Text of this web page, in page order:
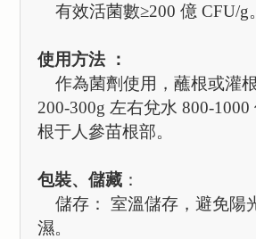
有效活菌數≥200 億 CFU/g。
使用方法：
作為菌劑使用，蘸根或灌
200-300g 左右兌水 800-1000
根于人參苗根部。
包裝、儲藏：
儲存：
室溫儲存，避免陽
濕。